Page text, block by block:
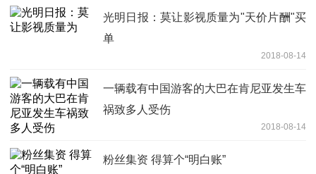
光明日报：莫让影视质量为"天价片酬"买
单
2018-08-14
一辆载有中国游客的大巴在肯尼亚发生车
祸致多人受伤
2018-08-14
粉丝集资 得算个“明白账”